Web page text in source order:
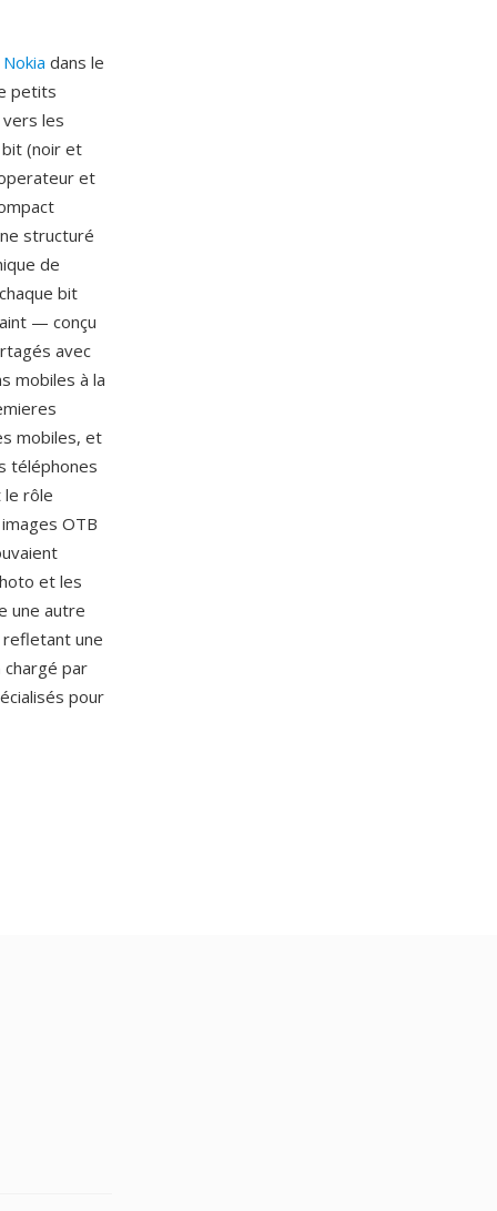
Nokia dans le
petits
les
bit (noir et
et
structuré
de
bit
— conçu
avec
mobiles à la
mobiles, et
téléphones
le rôle
OTB
et les
une autre
une
par
pour